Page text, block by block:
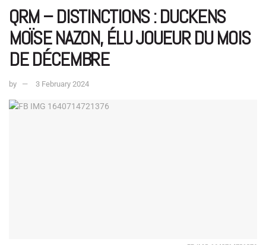
QRM – DISTINCTIONS : DUCKENS
MOÏSE NAZON, ÉLU JOUEUR DU MOIS
DE DÉCEMBRE
by 3 February 2024